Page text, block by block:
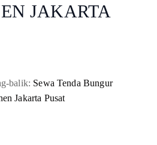
JAKARTA
balik: Sewa Tenda Bungur
Jakarta Pusat